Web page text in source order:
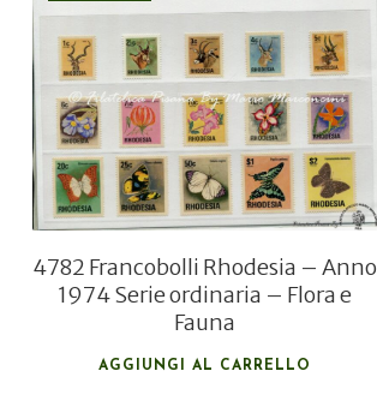
26,00
€18,00
4782 Francobolli Rhodesia – Anno
1974 Serie ordinaria – Flora e
Fauna
AGGIUNGI AL CARRELLO